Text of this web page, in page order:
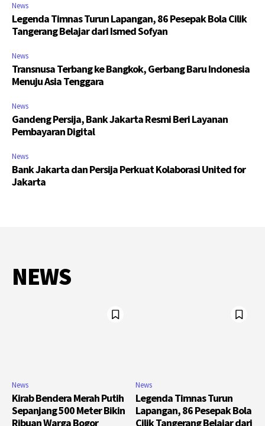
News
Legenda Timnas Turun Lapangan, 86 Pesepak Bola Cilik
Tangerang Belajar dari Ismed Sofyan
News
Transnusa Terbang ke Bangkok, Gerbang Baru Indonesia
Menuju Asia Tenggara
News
Gandeng Persija, Bank Jakarta Resmi Beri Layanan
Pembayaran Digital
News
Bank Jakarta dan Persija Perkuat Kolaborasi United for
Jakarta
NEWS
News
Kirab Bendera Merah Putih
Sepanjang 500 Meter Bikin
Ribuan Warga Bogor
News
Legenda Timnas Turun
Lapangan, 86 Pesepak Bola
Cilik Tangerang Belajar dari